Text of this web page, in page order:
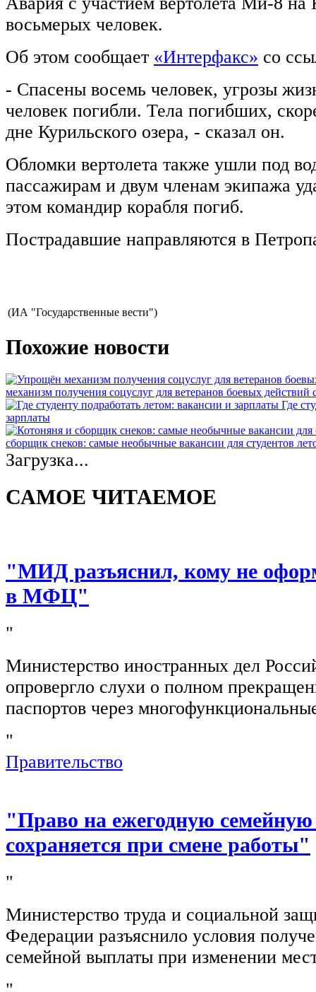
восьмерых человек.
Об этом сообщает «Интерфакс» со
- Спасены восемь человек, угрозы
человек погибли. Тела погибших,
дне Курильского озера, - сказал он.
Обломки вертолета также ушли под
пассажирам и двум членам экипажа
этом командир корабля погиб.
Пострадавшие направляются в
(ИА "Государственные вести")
Похожие новости
механизм получения соцуслуг для ветеранов боевых действий
Где
зарплаты
сборщик снеков: самые необычные вакансии для студентов
Загрузка...
САМОЕ ЧИТАЕМОЕ
"МИД разъяснил, кому не
в МФЦ"
"
Министерство иностранных дел
опровергло слухи о полном
паспортов через
"
Правительство
"Право на ежегодную
сохраняется при смене работы"
"
Министерство труда и социальной
Федерации разъяснило условия
семейной выплаты при изменении